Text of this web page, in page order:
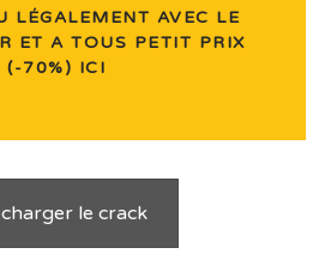
LÉGALEMENT AVEC LE
ET A TOUS PETIT PRIX
(-70%) ICI
le crack